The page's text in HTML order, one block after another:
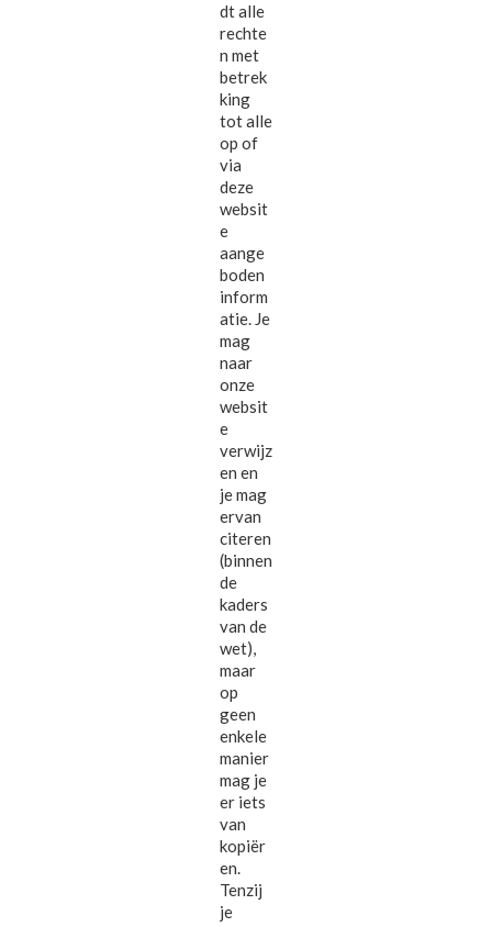
dt alle
rechte
n met
betrek
king
tot alle
op of
via
deze
websit
e
aange
boden
inform
atie. Je
mag
naar
onze
websit
e
verwijz
en en
je mag
ervan
citeren
(binnen
de
kaders
van de
wet),
maar
op
geen
enkele
manier
mag je
er iets
van
kopiër
en.
Tenzij
je